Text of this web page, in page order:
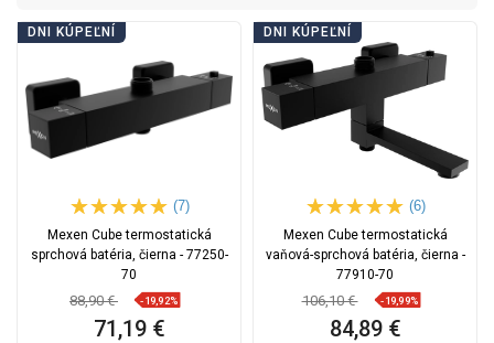
DNI KÚPEĽNÍ
(7)
Mexen Cube termostatická
sprchová batéria, čierna - 77250-
70
88,90 € -19,92%
71,19 €
DNI KÚPEĽNÍ
(6)
Mexen Cube termostatická
vaňová-sprchová batéria, čierna -
77910-70
106,10 € -19,99%
84,89 €